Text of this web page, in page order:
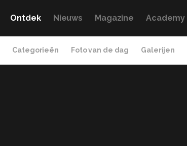
Ontdek Nieuws Magazine Academy
Categorieën Foto van de dag Galerijen